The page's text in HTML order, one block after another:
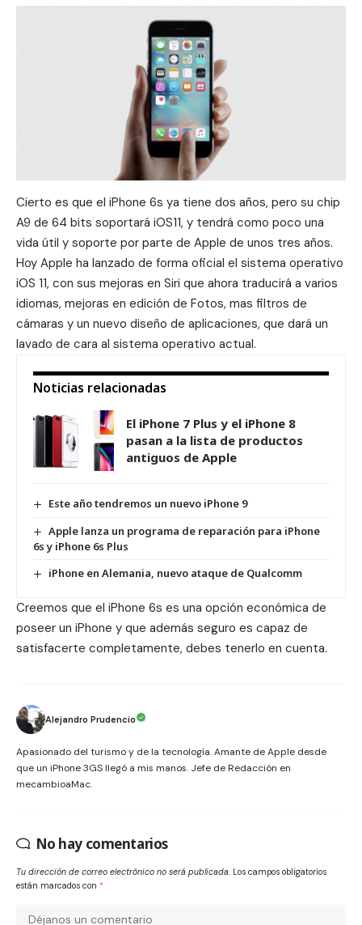
Cierto es que el iPhone 6s ya tiene dos años, pero su chip
A9 de 64 bits soportará iOS11, y tendrá como poco una
vida útil y soporte por parte de Apple de unos tres años.
Hoy Apple ha lanzado de forma oficial el sistema operativo
iOS 11, con sus mejoras en Siri que ahora traducirá a varios
idiomas, mejoras en edición de Fotos, mas filtros de
cámaras y un nuevo diseño de aplicaciones, que dará un
lavado de cara al sistema operativo actual.
Noticias relacionadas
El iPhone 7 Plus y el iPhone 8
pasan a la lista de productos
antiguos de Apple
Este año tendremos un nuevo iPhone 9
Apple lanza un programa de reparación para iPhone
6s y iPhone 6s Plus
iPhone en Alemania, nuevo ataque de Qualcomm
Creemos que el iPhone 6s es una opción económica de
poseer un iPhone y que además seguro es capaz de
satisfacerte completamente, debes tenerlo en cuenta.
Alejandro Prudencio
Apasionado del turismo y de la tecnología. Amante de Apple desde
que un iPhone 3GS llegó a mis manos. Jefe de Redacción en
mecambioaMac.
No hay comentarios
Tu dirección de correo electrónico no será publicada. Los campos obligatorios
están marcados con *